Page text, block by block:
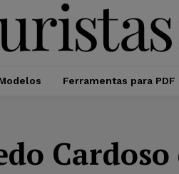
Ferramentas para PDF